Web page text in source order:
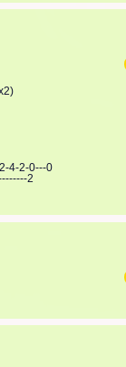
4-2-0---0
2